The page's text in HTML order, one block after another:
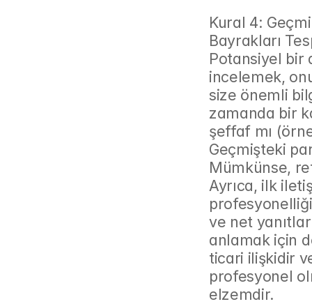
Kural 4:
Bayrakları
Potansiyel bir
incelemek,
size önemli
zamanda bir
şeffaf mı
Geçmişteki
Mümkünse,
Ayrıca, ilk
ve net
anlamak için
ticari ilişkidir
profesyonel
elzemdir.